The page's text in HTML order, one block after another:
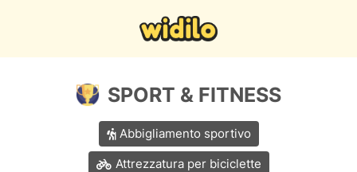
SPORT & FITNESS
Abbigliamento sportivo
Attrezzatura per biciclette